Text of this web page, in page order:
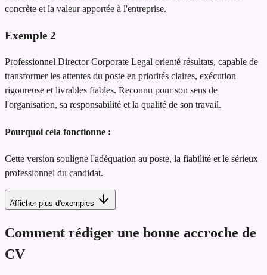
concrète et la valeur apportée à l'entreprise.
Exemple 2
Professionnel Director Corporate Legal orienté résultats, capable de
transformer les attentes du poste en priorités claires, exécution
rigoureuse et livrables fiables. Reconnu pour son sens de
l'organisation, sa responsabilité et la qualité de son travail.
Pourquoi cela fonctionne :
Cette version souligne l'adéquation au poste, la fiabilité et le sérieux
professionnel du candidat.
Afficher plus d'exemples
Comment rédiger une bonne accroche de
CV